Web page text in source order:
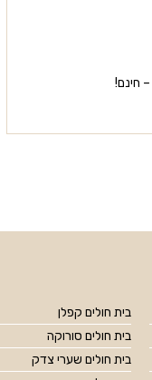
חינם!
בית חולים קפלן
בית חולים סורוקה
בית חולים שערי צדק